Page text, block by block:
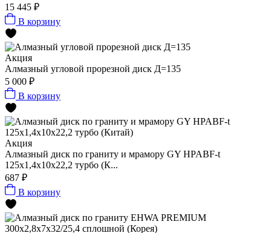
15 445 ₽
В корзину
Акция
Алмазный угловой прорезной диск Д=135
5 000 ₽
В корзину
Акция
Алмазный диск по граниту и мрамору GY HPABF-t
125x1,4x10x22,2 турбо (К...
687 ₽
В корзину